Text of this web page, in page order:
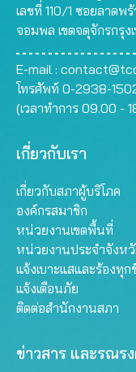
เลขที่ 110/1 ซอยลาด
จอมพล เขตจตุจักรกรุ
E-mail :
โทรศัพท์ 0-2938-
(เวลาทำการ 09.00 -
เกี่ยวกับเรา
เกี่ยวกับสภาผู้บริโภค
องค์กรสมาชิก
หน่วยงานเขตพื้นที่
หน่วยงานประจำจังห
แจ้งเบาะแสและร้องทุก
แจ้งเตือนภัย
ติดต่อสำนักงานสภา
ข่าวสาร และรณร